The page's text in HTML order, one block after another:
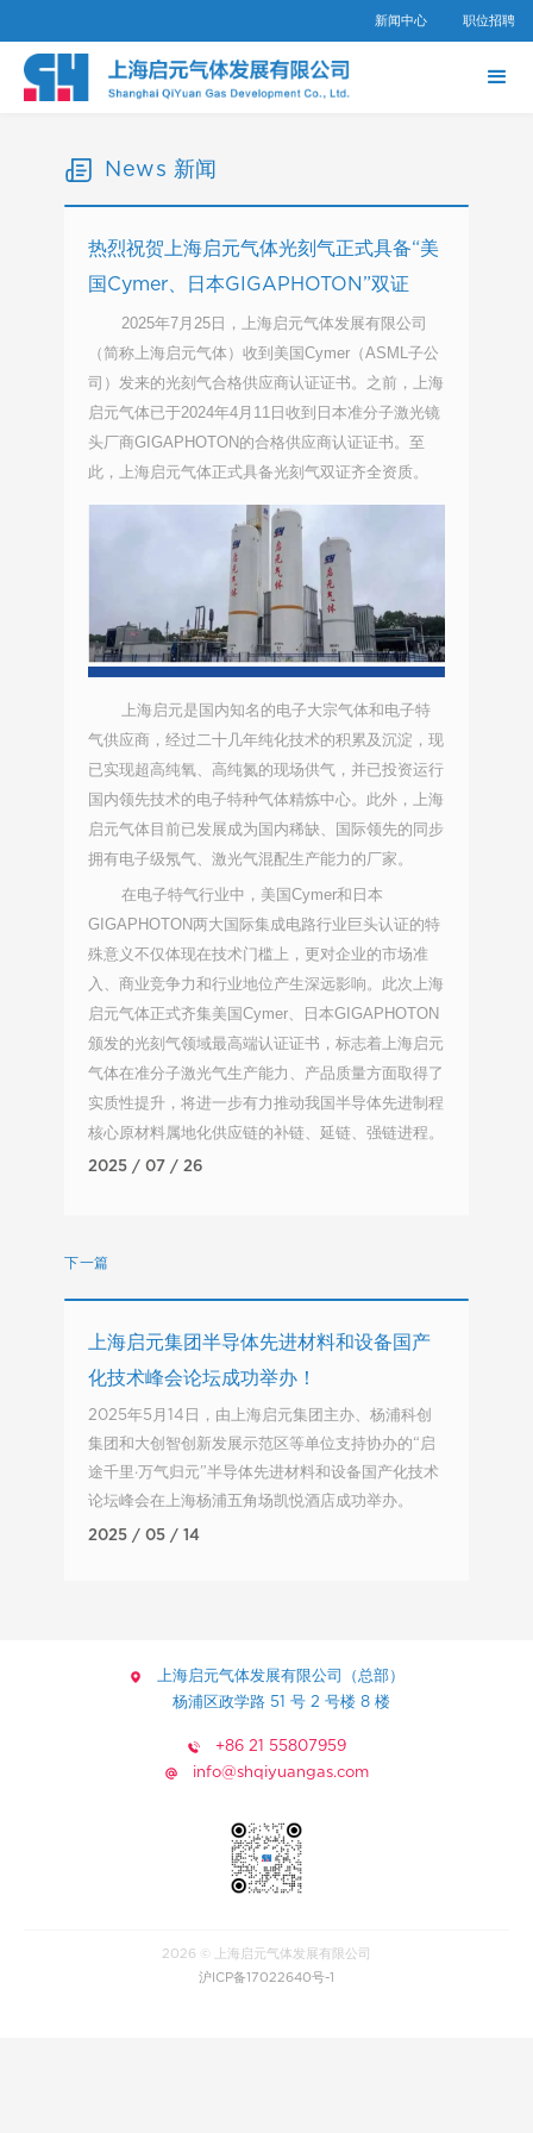
新闻中心 职位招聘
News 新闻
热烈祝贺上海启元气体光刻气正式具备“美
国Cymer、日本GIGAPHOTON”双证
2025年7月25日，上海启元气体发展有限公司
（简称上海启元气体）收到美国Cymer（ASML子公
司）发来的光刻气合格供应商认证证书。之前，上海
启元气体已于2024年4月11日收到日本准分子激光镜
头厂商GIGAPHOTON的合格供应商认证证书。至
此，上海启元气体正式具备光刻气双证齐全资质。
上海启元是国内知名的电子大宗气体和电子特
气供应商，经过二十几年纯化技术的积累及沉淀，现
已实现超高纯氧、高纯氮的现场供气，并已投资运行
国内领先技术的电子特种气体精炼中心。此外，上海
启元气体目前已发展成为国内稀缺、国际领先的同步
拥有电子级氖气、激光气混配生产能力的厂家。
在电子特气行业中，美国Cymer和日本
GIGAPHOTON两大国际集成电路行业巨头认证的特
殊意义不仅体现在技术门槛上，更对企业的市场准
入、商业竞争力和行业地位产生深远影响。此次上海
启元气体正式齐集美国Cymer、日本GIGAPHOTON
颁发的光刻气领域最高端认证证书，标志着上海启元
气体在准分子激光气生产能力、产品质量方面取得了
实质性提升，将进一步有力推动我国半导体先进制程
核心原材料属地化供应链的补链、延链、强链进程。
2025 / 07 / 26
下一篇
上海启元集团半导体先进材料和设备国产
化技术峰会论坛成功举办！
2025年5月14日，由上海启元集团主办、杨浦科创
集团和大创智创新发展示范区等单位支持协办的“启
途千里·万气归元”半导体先进材料和设备国产化技术
论坛峰会在上海杨浦五角场凯悦酒店成功举办。
2025 / 05 / 14
上海启元气体发展有限公司（总部）
杨浦区政学路 51 号 2 号楼 8 楼
+86 21 55807959
info@shqiyuangas.com
2026 © 上海启元气体发展有限公司
沪ICP备17022640号-1